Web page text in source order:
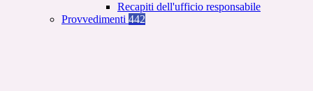
Recapiti dell'ufficio responsabile
Provvedimenti 442